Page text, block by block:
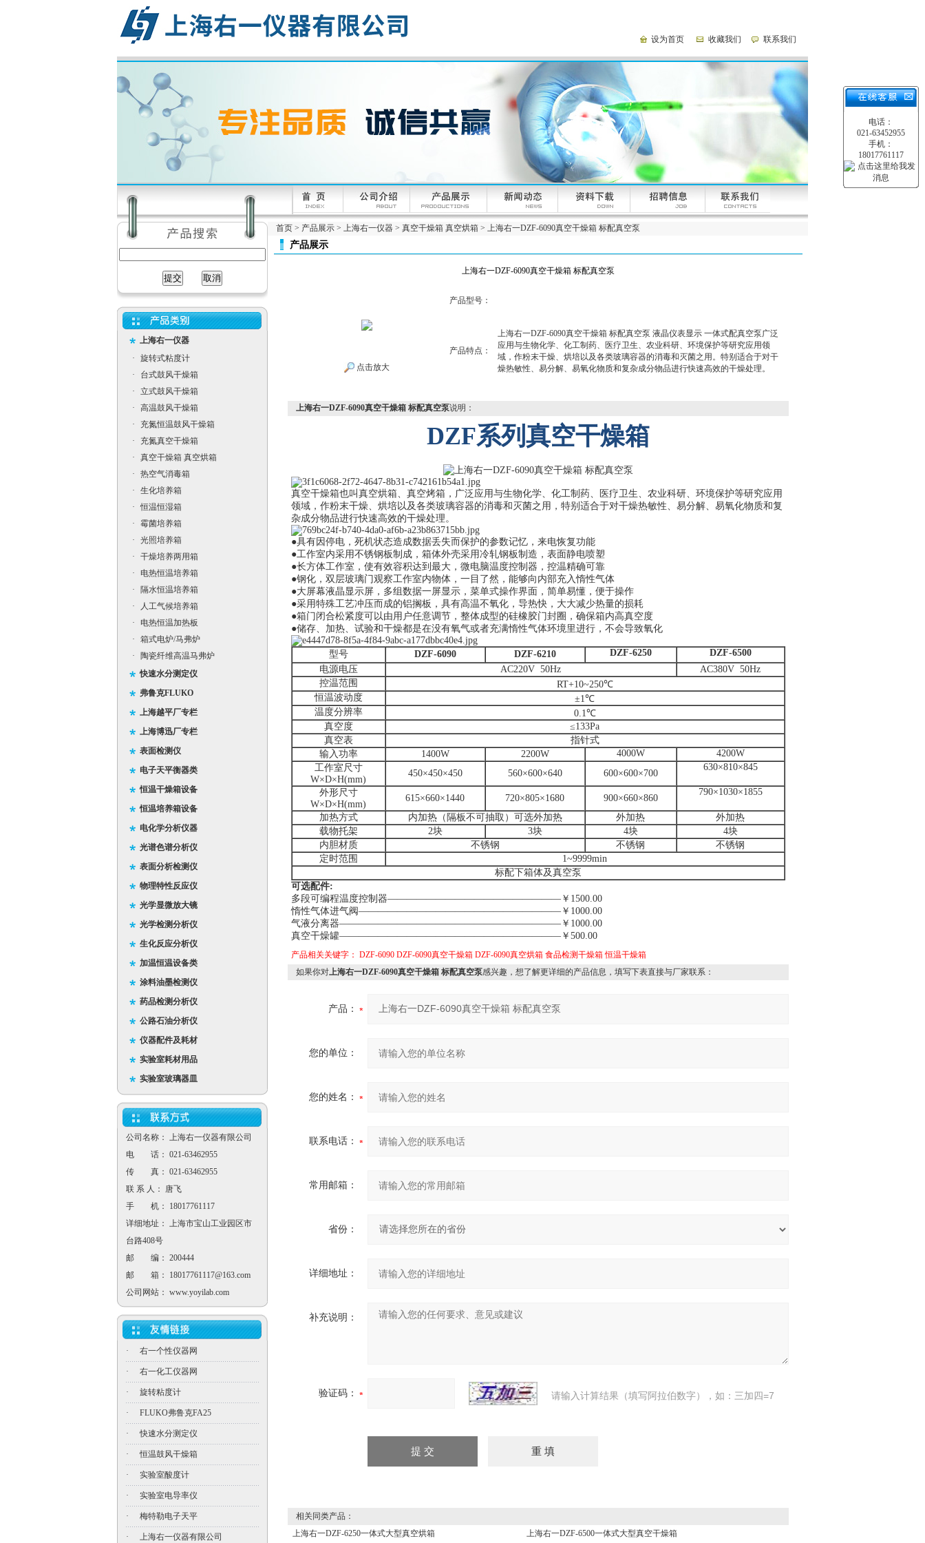
设为首页 收藏我们 联系我们
电话：
021-63452955
手机：
18017761117
上海右一仪器
·
旋转式粘度计
·
台式鼓风干燥箱
·
立式鼓风干燥箱
·
高温鼓风干燥箱
·
充氮恒温鼓风干燥箱
·
充氮真空干燥箱
·
真空干燥箱 真空烘箱
·
热空气消毒箱
·
生化培养箱
·
恒温恒湿箱
·
霉菌培养箱
·
光照培养箱
·
干燥培养两用箱
·
电热恒温培养箱
·
隔水恒温培养箱
·
人工气候培养箱
·
电热恒温加热板
·
箱式电炉/马弗炉
·
陶瓷纤维高温马弗炉
快速水分测定仪
弗鲁克FLUKO
上海越平厂专栏
上海博迅厂专栏
表面检测仪
电子天平衡器类
恒温干燥箱设备
恒温培养箱设备
电化学分析仪器
光谱色谱分析仪
表面分析检测仪
物理特性反应仪
光学显微放大镜
光学检测分析仪
生化反应分析仪
加温恒温设备类
涂料油墨检测仪
药品检测分析仪
公路石油分析仪
仪器配件及耗材
实验室耗材用品
实验室玻璃器皿
公司名称： 上海右一仪器有限公司
电 话： 021-63462955
传 真： 021-63462955
联 系 人： 唐飞
手 机： 18017761117
详细地址： 上海市宝山工业园区市
台路408号
邮 编： 200444
邮 箱：
18017761117@163.com
公司网站： www.yoyilab.com
· 右一个性仪器网
· 右一化工仪器网
· 旋转粘度计
· FLUKO弗鲁克FA25
· 快速水分测定仪
· 恒温鼓风干燥箱
· 实验室酸度计
· 实验室电导率仪
· 梅特勒电子天平
· 上海右一仪器有限公司
首页 > 产品展示 > 上海右一仪器 > 真空干燥箱 真空烘箱 > 上海右一DZF-6090真空干燥箱 标配真空泵
产品展示
上海右一DZF-6090真空干燥箱 标配真空泵
点击放大
产品型号：
产品特点：
上海右一DZF-6090真空干燥箱 标配真空泵 液晶仪表显示 一体式配真空泵广泛
应用与生物化学、化工制药、医疗卫生、农业科研、环境保护等研究应用领
域，作粉末干燥、烘培以及各类玻璃容器的消毒和灭菌之用。特别适合于对干
燥热敏性、易分解、易氧化物质和复杂成分物品进行快速高效的干燥处理。
上海右一DZF-6090真空干燥箱 标配真空泵说明：
DZF系列真空干燥箱
真空干燥箱也叫真空烘箱、真空烤箱，广泛应用与生物化学、化工制药、医疗卫生、农业科研、环境保护等研究应用
领域，作粉末干燥、烘培以及各类玻璃容器的消毒和灭菌之用，特别适合于对干燥热敏性、易分解、易氧化物质和复
杂成分物品进行快速高效的干燥处理。
●具有因停电，死机状态造成数据丢失而保护的参数记忆，来电恢复功能
●工作室内采用不锈钢板制成，箱体外壳采用冷轧钢板制造，表面静电喷塑
●长方体工作室，使有效容积达到最大，微电脑温度控制器，控温精确可靠
●钢化，双层玻璃门观察工作室内物体，一目了然，能够向内部充入惰性气体
●大屏幕液晶显示屏，多组数据一屏显示，菜单式操作界面，简单易懂，便于操作
●采用特殊工艺冲压而成的铝搁板，具有高温不氧化，导热快，大大减少热量的损耗
●箱门闭合松紧度可以由用户任意调节，整体成型的硅橡胶门封圈，确保箱内高真空度
●储存、加热、试验和干燥都是在没有氧气或者充满惰性气体环境里进行，不会导致氧化
型号 DZF-6090 DZF-6210 DZF-6250
DZF-6500
电源电压
AC220V 50Hz
AC380V 50Hz
控温范围
RT+10~250℃
恒温波动度
±1℃
温度分辨率
0.1℃
真空度
≤133Pa
真空表
指针式
输入功率
1400W 2200W 4000W
4200W
工作室尺寸
W×D×H(mm)
450×450×450 560×600×640 600×600×700
630×810×845
外形尺寸
W×D×H(mm)
615×660×1440 720×805×1680 900×660×860
790×1030×1855
加热方式 内加热（隔板不可抽取）可选外加热 外加热
外加热
载物托架
2块 3块 4块
4块
内胆材质
不锈钢 不锈钢
不锈钢
定时范围
1~9999min
标配下箱体及真空泵
可选配件:
多段可编程温度控制器——————————————————￥1500.00
惰性气体进气阀—————————————————————￥1000.00
气液分离器———————————————————————￥1000.00
真空干燥罐———————————————————————￥500.00
产品相关关键字： DZF-6090 DZF-6090真空干燥箱 DZF-6090真空烘箱 食品检测干燥箱 恒温干燥箱
如果你对上海右一DZF-6090真空干燥箱 标配真空泵感兴趣，想了解更详细的产品信息，填写下表直接与厂家联系：
产品：
您的单位：
您的姓名：
联系电话：
常用邮箱：
省份：
详细地址：
补充说明：
验证码： 请输入计算结果（填写阿拉伯数字），如：三加四=7
相关同类产品：
上海右一DZF-6250一体式大型真空烘箱
上海右一DZF-6500一体式大型真空干燥箱